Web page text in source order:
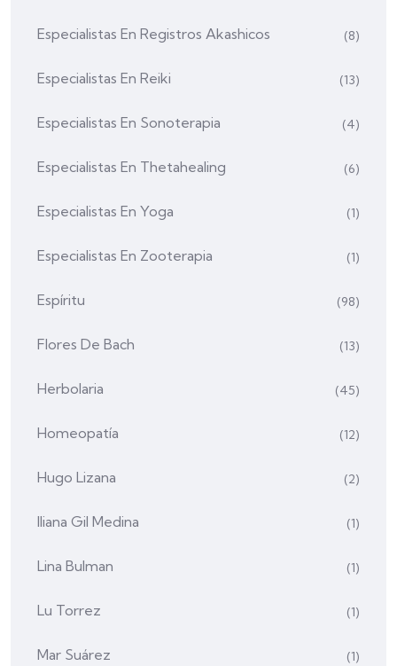
Especialistas En Registros Akashicos (8)
Especialistas En Reiki (13)
Especialistas En Sonoterapia (4)
Especialistas En Thetahealing (6)
Especialistas En Yoga (1)
Especialistas En Zooterapia (1)
Espíritu (98)
Flores De Bach (13)
Herbolaria (45)
Homeopatía (12)
Hugo Lizana (2)
Iliana Gil Medina (1)
Lina Bulman (1)
Lu Torrez (1)
Mar Suárez (1)